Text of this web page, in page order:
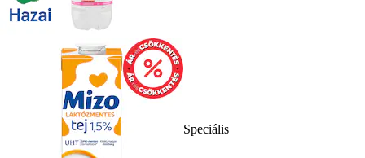
Speciális